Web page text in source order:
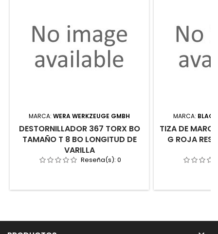
MARCA: WERA WERKZEUGE GMBH
DESTORNILLADOR 367 TORX BO
TAMAÑO T 8 BO LONGITUD DE
VARILLA
Reseña(s): 0
MARCA:
TIZA DE
G ROJA